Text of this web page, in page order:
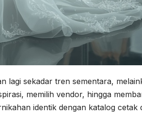
lagi sekadar tren sementara,
memilih vendor, hingga
identik dengan katalog cetak